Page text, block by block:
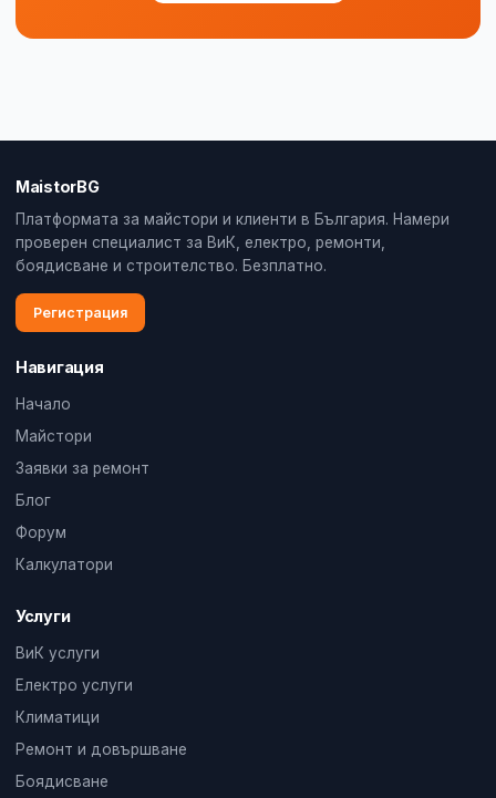
MaistorBG
Платформата за майстори и клиенти в България. Намери
проверен специалист за ВиК, електро, ремонти,
боядисване и строителство. Безплатно.
Регистрация
Навигация
Начало
Майстори
Заявки за ремонт
Блог
Форум
Калкулатори
Услуги
ВиК услуги
Електро услуги
Климатици
Ремонт и довършване
Боядисване